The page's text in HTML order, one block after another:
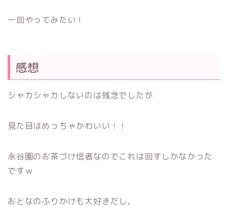
一回やってみたい！
感想
シャカシャカしないのは残念でしたが
見た目はめっちゃかわいい！！
永谷園のお茶づけ信者なのでこれは回すしかなかった
ですｗ
おとなのふりかけも大好きだし、